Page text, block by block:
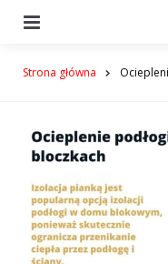
Strona główna